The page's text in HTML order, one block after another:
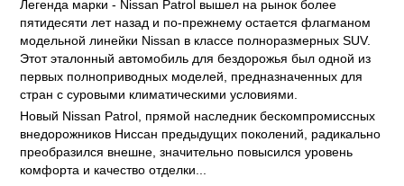
Легенда марки - Nissan Patrol вышел на рынок более
пятидесяти лет назад и по-прежнему остается флагманом
модельной линейки Nissan в классе полноразмерных SUV.
Этот эталонный автомобиль для бездорожья был одной из
первых полноприводных моделей, предназначенных для
стран с суровыми климатическими условиями.
Новый Nissan Patrol, прямой наследник бескомпромиссных
внедорожников Ниссан предыдущих поколений, радикально
преобразился внешне, значительно повысился уровень
комфорта и качество отделки...